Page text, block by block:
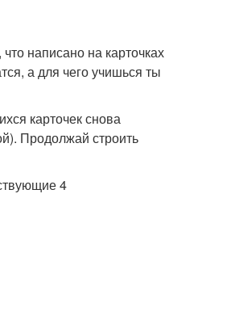
написано на карточках
а для чего учишься ты
карточек снова
Продолжай строить
4